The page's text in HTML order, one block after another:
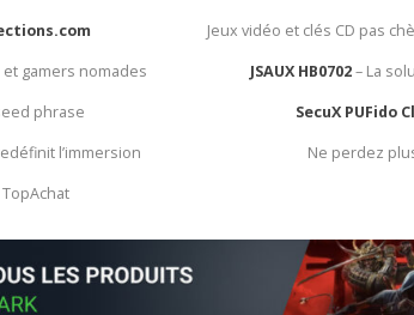
gamers nomades
phrase
l’immersion
Jeux vidéo et clés CD pas
JSAUX HB0702– La
SecuX PUFido
Ne perdez